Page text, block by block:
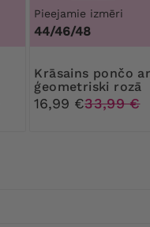
Pieejamie izmēri
44/46/48
Krāsains pončo ar
ģeometriski rozā
rakstu
16,99 €33,99 €